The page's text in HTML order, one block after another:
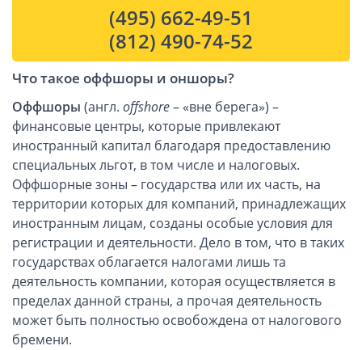
(495) 662-49-51
(812) 490-74-52
Что такое оффшоры и оншоры?
Оффшоры (англ. offshore– «вне берега») –
финансовые центры, которые привлекают
иностранный капитал благодаря предоставлению
специальных льгот, в том числе и налоговых.
Оффшорные зоны – государства или их часть, на
территории которых для компаний, принадлежащих
иностранным лицам, созданы особые условия для
регистрации и деятельности. Дело в том, что в таких
государствах облагается налогами лишь та
деятельность компании, которая осуществляется в
пределах данной страны, а прочая деятельность
может быть полностью освобождена от налогового
бремени.